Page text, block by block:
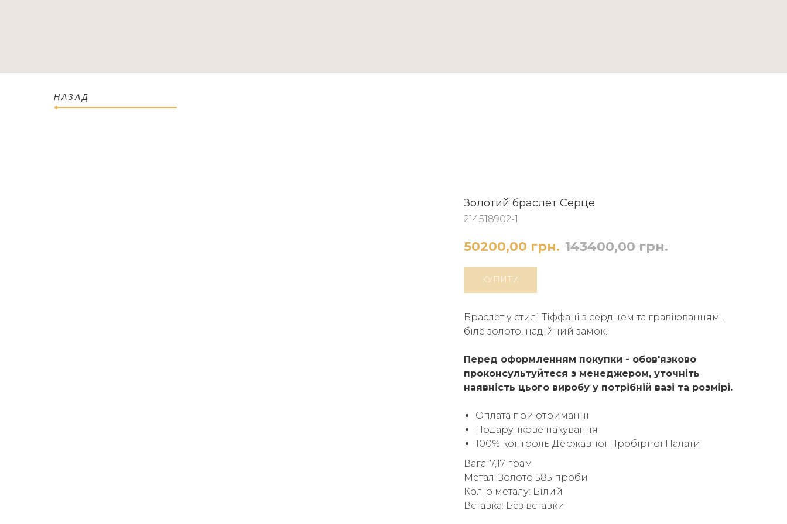
НАЗАД
Золотий браслет Серце
214518902-1
50200,00 грн. 143400,00 грн.
КУПИТИ
Браслет у стилі Тіффані з сердцем та гравіюванням ,
біле золото, надійний замок.
Перед оформленням покупки - обов'язково
проконсультуйтеся з менеджером, уточніть
наявність цього виробу у потрібній вазі та розмірі.
Оплата при отриманні
Подарункове пакування
100% контроль Державної Пробірної Палати
Вага: 7,17 грам
Метал: Золото 585 проби
Колір металу: Білий
Вставка: Без вставки